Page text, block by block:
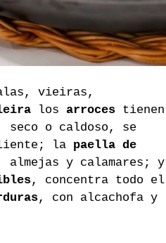
vieiras,
los arroces tienen
seco o caldoso, se
la paella de
y calamares; y
, concentra todo el
, con alcachofa y